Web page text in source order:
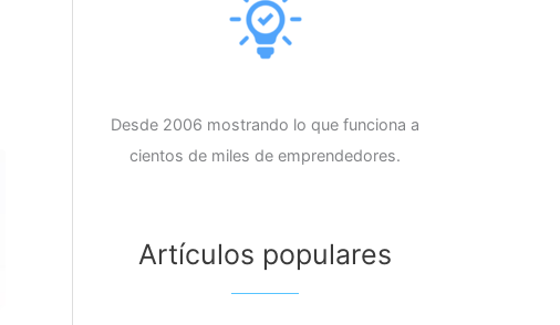
Desde 2006 mostrando lo que funciona a
cientos de miles de emprendedores.
Artículos populares